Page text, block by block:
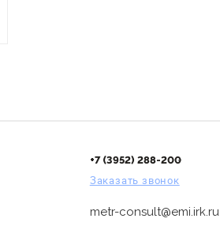
+7 (3952) 288-200
Заказать звонок
metr-consult@emi.irk.ru